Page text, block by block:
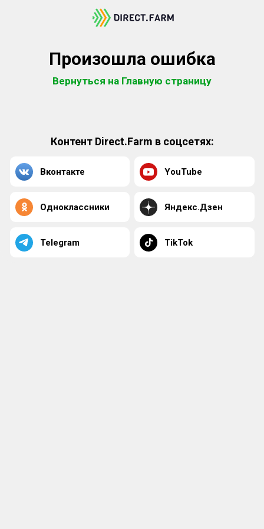
Произошла ошибка
Вернуться на Главную страницу
Контент Direct.Farm в соцсетях:
Вконтакте YouTube
Одноклассники Яндекс.Дзен
Telegram TikTok